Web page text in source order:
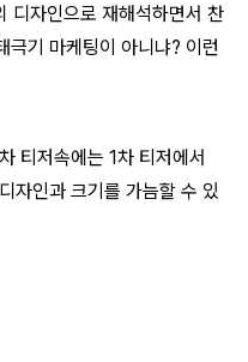
디자인으로 재해석하면서 찬
극기 마케팅이 아니냐? 이런
티저속에는 1차 티저에서
자인과 크기를 가늠할 수 있